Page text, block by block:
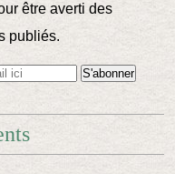
être averti des
publiés.